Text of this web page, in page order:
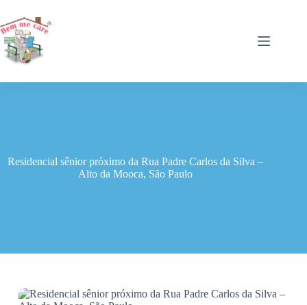
para
o
conteúdo
Residencial sênior próximo da Rua Padre Carlos da Silva –
Alto da Mooca, São Paulo